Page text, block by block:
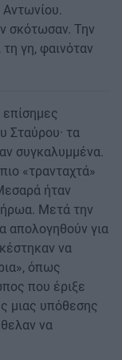
Αντωνίου.
σκότωσαν. Την
γη, φαινόταν
Σταύρου· τα
συγκαλυμμένα.
«τρανταχτά»
ήταν
ήρωα. Μετά την
απολογηθούν για
να
όπως
που έριξε
μιας υπόθεσης
να